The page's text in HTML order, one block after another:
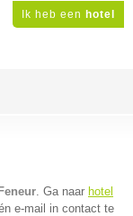
Ik heb een hotel
. Ga naar hotel
e-mail in contact te